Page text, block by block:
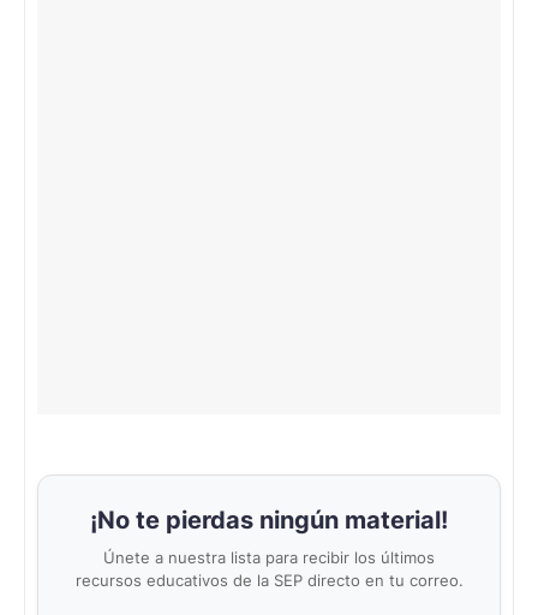
¡No te pierdas ningún material!
Únete a nuestra lista para recibir los últimos
recursos educativos de la SEP directo en tu correo.